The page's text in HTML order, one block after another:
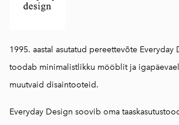
1995. aastal asutatud pereettevõte
toodab minimalistlikku mööblit ja
muutvaid disaintooteid.
Everyday Design soovib oma